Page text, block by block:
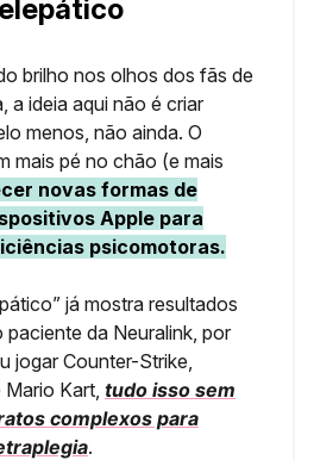
brilho nos olhos dos fãs de
a ideia aqui não é criar
menos, não ainda. O
mais pé no chão (e mais
novas formas de
Apple para
psicomotoras.
já mostra resultados
paciente da Neuralink, por
jogar Counter-Strike,
Kart, tudo isso sem
complexos para
.